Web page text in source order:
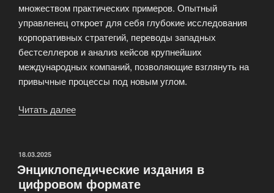
множеством практических примеров. Опытный
управленец откроет для себя глубокие исследования
корпоративных стратегий, переводы западных
бестселлеров и анализ кейсов крупнейших
международных компаний, позволяющие взглянуть на
привычные процессы под новым углом.
Читать далее
предпринимателей
и
ОПУБЛИКОВАНО
18.03.2025
Энциклопедические издания в
цифровом формате